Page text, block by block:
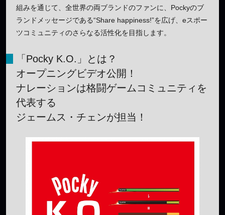
組みを通じて、全世界の両ブランドのファンに、Pockyのブ
ランドメッセージである“Share happiness!”を広げ、eスポー
ツコミュニティのさらなる活性化を目指します。
「Pocky K.O.」とは？
オープニングビデオ公開！
ナレーションは格闘ゲームコミュニティを
代表する
ジェームス・チェンが担当！